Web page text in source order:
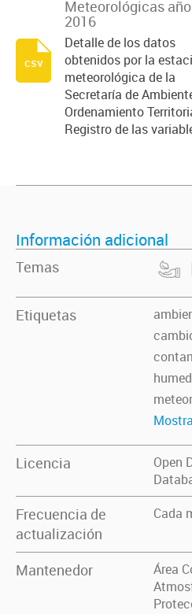
Meteorológicas año
2016
Detalle de los datos
obtenidos por la
meteorológica de la
Secretaría de
Ordenamiento
Registro de las
csv
Información adicional
Temas
Etiquetas
Licencia
Open
Frecuencia de
actualización
Cada
Mantenedor
Área